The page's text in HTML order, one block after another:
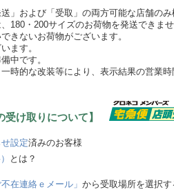
」および「受取」の両方可能な店舗のみ
・200サイズのお荷物を発送できませ
ないお荷物がございます。
ます。
中です。
時的な改装等により、表示結果の営業
受け取りについて】
設定済みのお客様
とは？
不在連絡ｅメール」 から受取場所を選択す